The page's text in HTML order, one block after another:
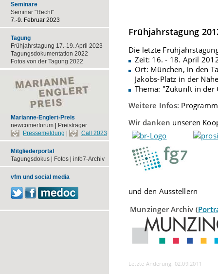
Seminare
Seminar "Recht"
7.-9. Februar 2023
Tagung
Frühjahrstagung 17.-19. April 2023
Tagungsdokumentation 2022
Fotos von der Tagung 2022
Marianne-Englert-Preis
newcomerforum
Preisträger
Pressemeldung
Call 2023
Mitgliederportal
Tagungsdokus
Fotos info7-Archiv
vfm und social media
Frühjahrstagung
Die letzte
Zeit: 16. - 18. April
Ort: München, in den
Jakobs-Platz in der
Thema: "Zukunft in der
Weitere Infos:
Wir danken unseren
und den Ausstellern
Munzinger Archiv (
Letzte Änderung: 02.09.2011